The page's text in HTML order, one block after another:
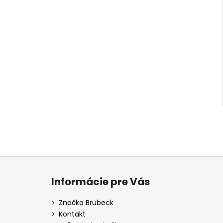
Z
Informácie pre Vás
Značka Brubeck
Kontakt